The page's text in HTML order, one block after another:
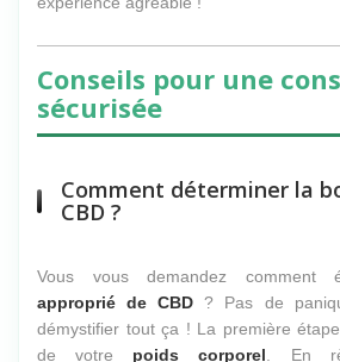
Conseils pour une
sécurisée
Comment déterminer la
CBD ?
Vous vous demandez comment
approprié de CBD ? Pas de
démystifier tout ça ! La première
de votre poids corporel. En